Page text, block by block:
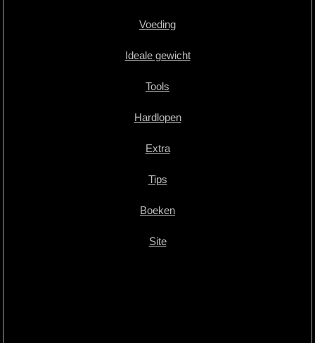
Voeding
Ideale gewicht
Tools
Hardlopen
Extra
Tips
Boeken
Site